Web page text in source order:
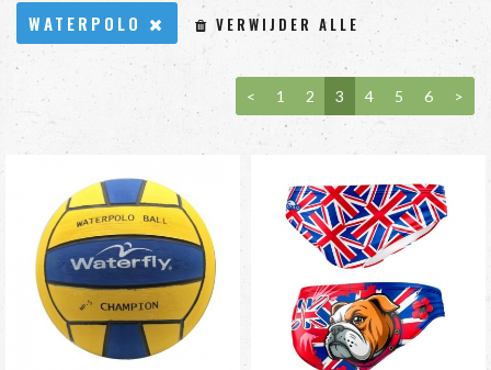
WATERPOLO VERWIJDER ALLE
< 1 2 3 4 5 6 >